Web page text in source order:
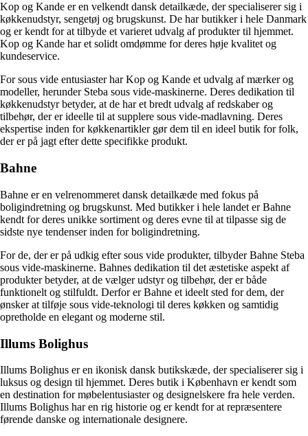
Kop og Kande er en velkendt dansk detailkæde, der specialiserer sig i
køkkenudstyr, sengetøj og brugskunst. De har butikker i hele Danmark
og er kendt for at tilbyde et varieret udvalg af produkter til hjemmet.
Kop og Kande har et solidt omdømme for deres høje kvalitet og
kundeservice.
For sous vide entusiaster har Kop og Kande et udvalg af mærker og
modeller, herunder Steba sous vide-maskinerne. Deres dedikation til
køkkenudstyr betyder, at de har et bredt udvalg af redskaber og
tilbehør, der er ideelle til at supplere sous vide-madlavning. Deres
ekspertise inden for køkkenartikler gør dem til en ideel butik for folk,
der er på jagt efter dette specifikke produkt.
Bahne
Bahne er en velrenommeret dansk detailkæde med fokus på
boligindretning og brugskunst. Med butikker i hele landet er Bahne
kendt for deres unikke sortiment og deres evne til at tilpasse sig de
sidste nye tendenser inden for boligindretning.
For de, der er på udkig efter sous vide produkter, tilbyder Bahne Steba
sous vide-maskinerne. Bahnes dedikation til det æstetiske aspekt af
produkter betyder, at de vælger udstyr og tilbehør, der er både
funktionelt og stilfuldt. Derfor er Bahne et ideelt sted for dem, der
ønsker at tilføje sous vide-teknologi til deres køkken og samtidig
opretholde en elegant og moderne stil.
Illums Bolighus
Illums Bolighus er en ikonisk dansk butikskæde, der specialiserer sig i
luksus og design til hjemmet. Deres butik i København er kendt som
en destination for møbelentusiaster og designelskere fra hele verden.
Illums Bolighus har en rig historie og er kendt for at repræsentere
førende danske og internationale designere.